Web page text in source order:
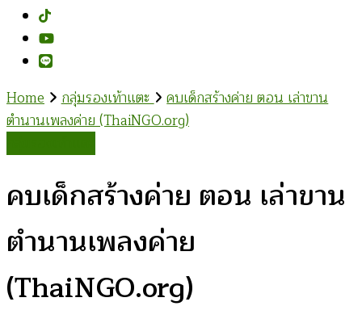
Home กลุ่มรองเท้าแตะ คบเด็กสร้างค่าย ตอน เล่าขาน
ตำนานเพลงค่าย (ThaiNGO.org)
คบเด็กสร้างค่าย ตอน เล่าขาน
ตำนานเพลงค่าย
(ThaiNGO.org)